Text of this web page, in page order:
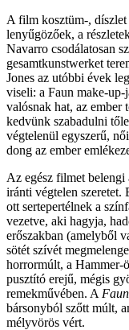
A film kosztüm-, díszlet
lenyűgözőek, a
Navarro csodálatosan
gesamtkunstwerket
Jones az utóbbi évek
viseli: a Faun make-
valósnak hat, az ember
kedvünk szabadulni
végtelenül egyszerű,
dong az ember
Az egész filmet
iránti végtelen szeretet.
ott sertepertélnek a
vezetve, aki hagyja,
erőszakban (amelyből
sötét szívét
horrormúlt, a Hammer-
pusztító erejű, mégis
remekművében. A
bársonyból szőtt múlt,
mélyvörös vért.